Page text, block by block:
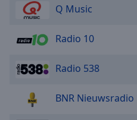
Q Music
Radio 10
Radio 538
BNR Nieuwsradio